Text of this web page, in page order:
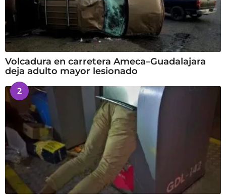
Volcadura en carretera Ameca–Guadalajara
deja adulto mayor lesionado
2